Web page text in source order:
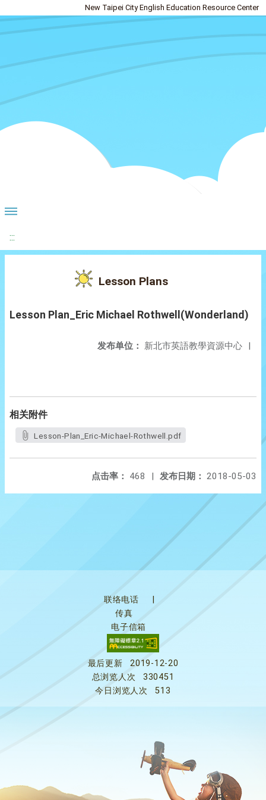
New Taipei City English Education Resource Center
:::
Lesson Plans
Lesson Plan_Eric Michael Rothwell(Wonderland)
发布单位： 新北市英語教學資源中心 |
相关附件
Lesson-Plan_Eric-Michael-Rothwell.pdf
发布日期： 2018-05-03
点击率： 468 |
联络电话
传真
电子信箱
最后更新
2019-12-20
总浏览人次
330451
今日浏览人次
513